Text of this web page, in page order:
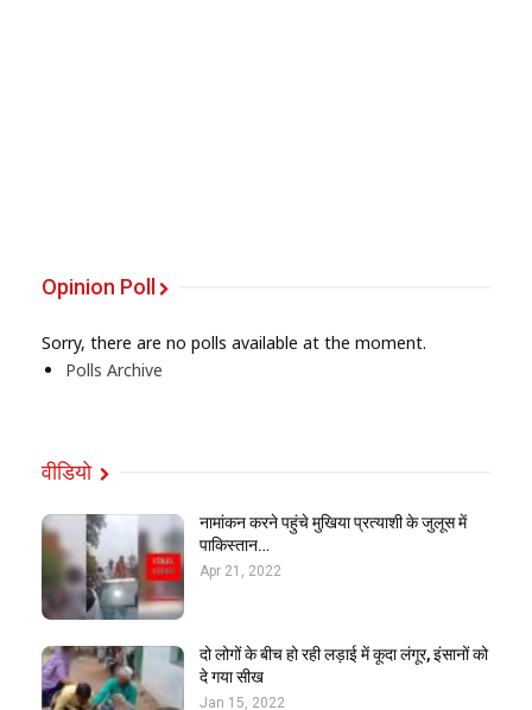
Opinion Poll
Sorry, there are no polls available at the moment.
Polls Archive
वीडियो
नामांकन करने पहुंचे मुखिया प्रत्याशी के जुलूस में
पाकिस्तान…
Apr 21, 2022
दो लोगों के बीच हो रही लड़ाई में कूदा लंगूर, इंसानों को
दे गया सीख
Jan 15, 2022